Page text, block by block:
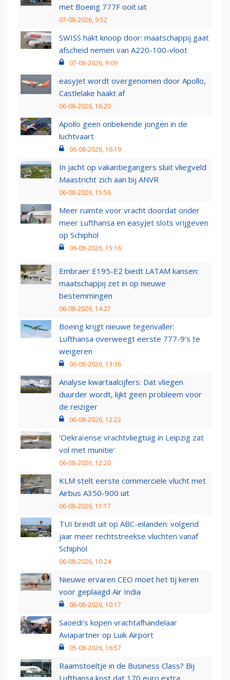
met Boeing 777F ooit uit
07-08-2026, 9:52
SWISS hakt knoop door: maatschappij gaat
afscheid nemen van A220-100-vloot
07-08-2026, 9:09
easyJet wordt overgenomen door Apollo,
Castlelake haakt af
06-08-2026, 16:20
Apollo geen onbekende jongen in de
luchtvaart
06-08-2026, 16:19
In jacht op vakantiegangers sluit vliegveld
Maastricht zich aan bij ANVR
06-08-2026, 15:56
Meer ruimte voor vracht doordat onder
meer Lufthansa en easyJet slots vrijgeven
op Schiphol
06-08-2026, 15:16
Embraer E195-E2 biedt LATAM kansen:
maatschappij zet in op nieuwe
bestemmingen
06-08-2026, 14:27
Boeing krijgt nieuwe tegenvaller:
Lufthansa overweegt eerste 777-9’s te
weigeren
06-08-2026, 13:36
Analyse kwartaalcijfers: Dat vliegen
duurder wordt, lijkt geen probleem voor
de reiziger
06-08-2026, 12:22
'Oekraïense vrachtvliegtuig in Leipzig zat
vol met munitie'
06-08-2026, 12:20
KLM stelt eerste commerciële vlucht met
Airbus A350-900 uit
06-08-2026, 11:17
TUI breidt uit op ABC-eilanden: volgend
jaar meer rechtstreekse vluchten vanaf
Schiphol
06-08-2026, 10:24
Nieuwe ervaren CEO moet het tij keren
voor geplaagd Air India
06-08-2026, 10:17
Saoedi’s kopen vrachtafhandelaar
Aviapartner op Luik Airport
05-08-2026, 16:57
Raamstoeltje in de Business Class? Bij